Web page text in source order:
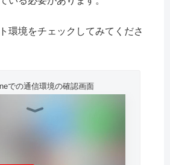
環境をチェックしてみてくださ
での通信環境の確認画面